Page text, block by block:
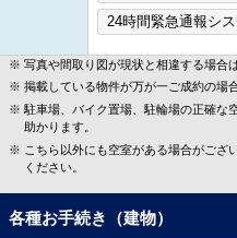
24時間緊急通報シ
写真や間取り図が現状と相違する場合
掲載している物件が万が一ご成約の場
駐車場、バイク置場、駐輪場の正確な
助かります。
こちら以外にも空室がある場合がござ
ください。
各種お手続き（建物）